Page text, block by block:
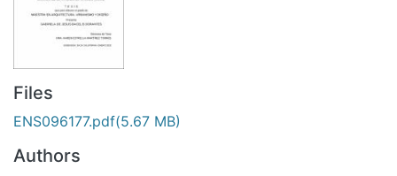
Files
ENS096177.pdf(5.67 MB)
Authors